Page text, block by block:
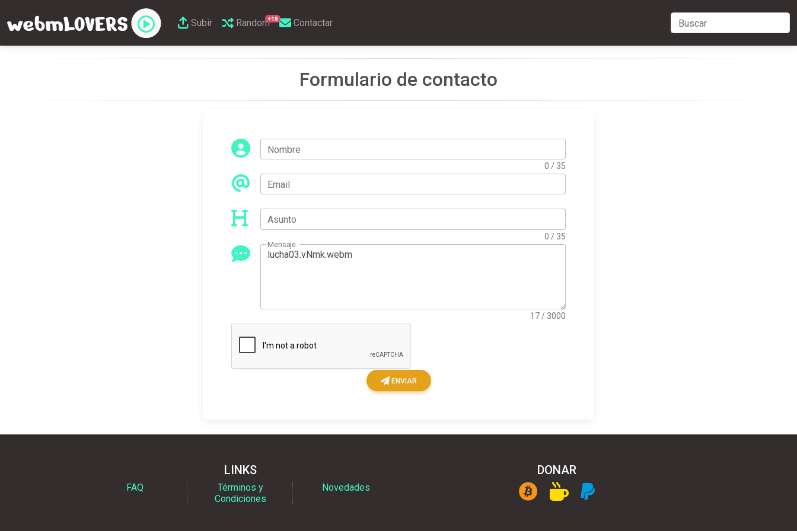
Subir Random+18 Contactar
Formulario de contacto
Nombre
0 / 35
Email
Asunto
0 / 35
Mensaje
17 / 3000
ENVIAR
LINKS
FAQ
Términos y
Condiciones
Novedades
DONAR